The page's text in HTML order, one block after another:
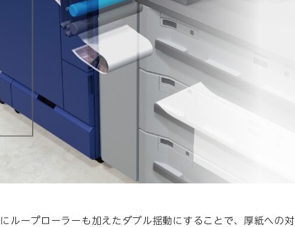
ループローラーも加えたダブル揺動にすることで、厚紙への対